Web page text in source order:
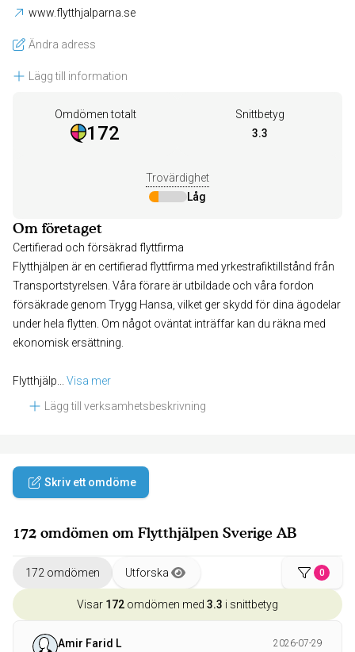
www.flytthjalparna.se
Ändra adress
Lägg till information
Omdömen totalt
172
Snittbetyg
3.3
Trovärdighet
Låg
Om företaget
Certifierad och försäkrad flyttfirma
Flytthjälpen är en certifierad flyttfirma med yrkestrafiktillstånd från
Transportstyrelsen. Våra förare är utbildade och våra fordon
försäkrade genom Trygg Hansa, vilket ger skydd för dina ägodelar
under hela flytten. Om något oväntat inträffar kan du räkna med
ekonomisk ersättning.
Flytthjälp
Visa mer
Lägg till verksamhetsbeskrivning
Skriv ett omdöme
172 omdömen om Flytthjälpen Sverige AB
172 omdömen Utforska 0
Visar 172 omdömen med 3.3 i snittbetyg
Amir Farid L
2026-07-29